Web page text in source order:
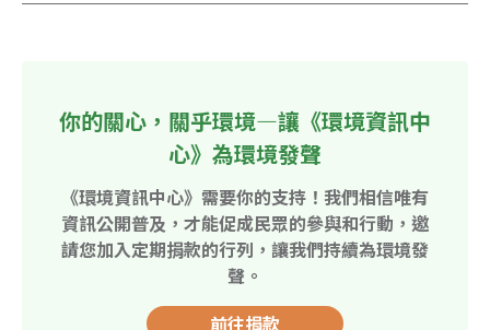
你的關心，關乎環境—讓《環境資訊中
心》為環境發聲
《環境資訊中心》需要你的支持！我們相信唯有
資訊公開普及，才能促成民眾的參與和行動，邀
請您加入定期捐款的行列，讓我們持續為環境發
聲。
前往捐款